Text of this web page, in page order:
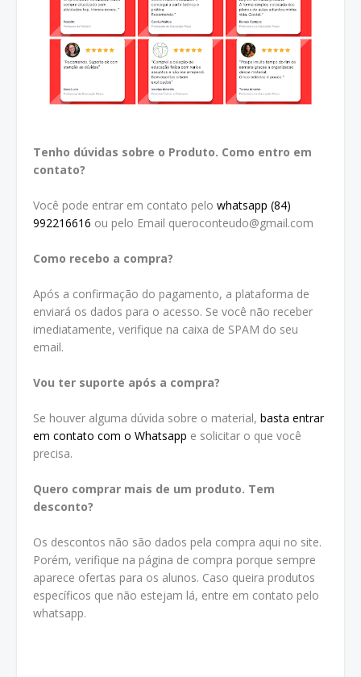
Tenho dúvidas sobre o Produto. Como entro em
contato?
Você pode entrar em contato pelo whatsapp (84)
992216616 ou pelo Email queroconteudo@gmail.com
Como recebo a compra?
Após a confirmação do pagamento, a plataforma de
enviará os dados para o acesso. Se você não receber
imediatamente, verifique na caixa de SPAM do seu
email.
Vou ter suporte após a compra?
Se houver alguma dúvida sobre o material, basta entrar
em contato com o Whatsapp e solicitar o que você
precisa.
Quero comprar mais de um produto. Tem
desconto?
Os descontos não são dados pela compra aqui no site.
Porém, verifique na página de compra porque sempre
aparece ofertas para os alunos. Caso queira produtos
específicos que não estejam lá, entre em contato pelo
whatsapp.